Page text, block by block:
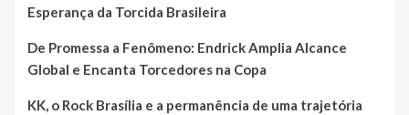
Esperança da Torcida Brasileira
De Promessa a Fenômeno: Endrick Amplia Alcance
Global e Encanta Torcedores na Copa
KK, o Rock Brasília e a permanência de uma trajetória